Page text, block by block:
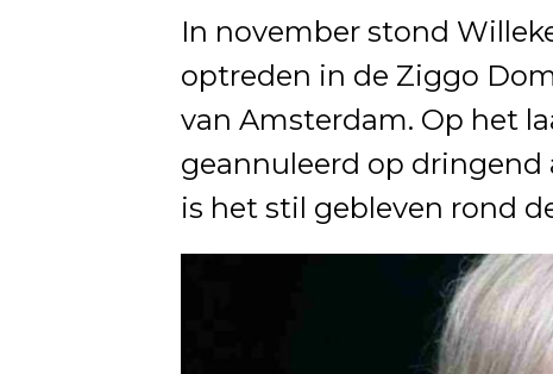
In november stond
optreden in de Ziggo
van Amsterdam. Op het
geannuleerd op dringend
is het stil gebleven rond